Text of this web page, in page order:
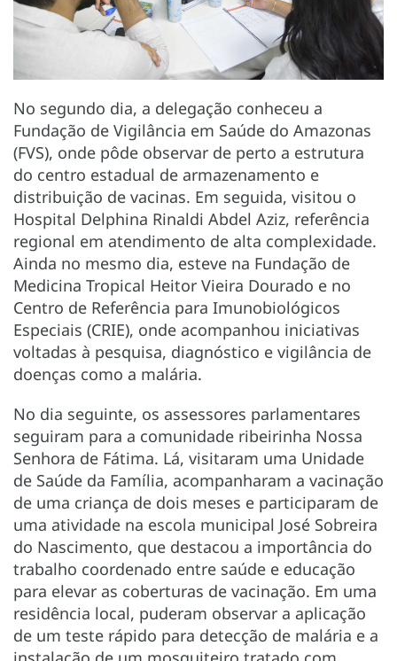
No segundo dia, a delegação conheceu a
Fundação de Vigilância em Saúde do Amazonas
(FVS), onde pôde observar de perto a estrutura
do centro estadual de armazenamento e
distribuição de vacinas. Em seguida, visitou o
Hospital Delphina Rinaldi Abdel Aziz, referência
regional em atendimento de alta complexidade.
Ainda no mesmo dia, esteve na Fundação de
Medicina Tropical Heitor Vieira Dourado e no
Centro de Referência para Imunobiológicos
Especiais (CRIE), onde acompanhou iniciativas
voltadas à pesquisa, diagnóstico e vigilância de
doenças como a malária.
No dia seguinte, os assessores parlamentares
seguiram para a comunidade ribeirinha Nossa
Senhora de Fátima. Lá, visitaram uma Unidade
de Saúde da Família, acompanharam a vacinação
de uma criança de dois meses e participaram de
uma atividade na escola municipal José Sobreira
do Nascimento, que destacou a importância do
trabalho coordenado entre saúde e educação
para elevar as coberturas de vacinação. Em uma
residência local, puderam observar a aplicação
de um teste rápido para detecção de malária e a